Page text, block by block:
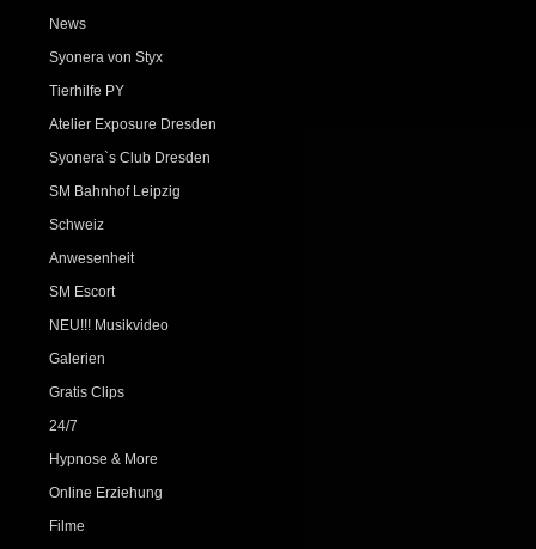
News
Syonera von Styx
Tierhilfe PY
Atelier Exposure Dresden
Syonera`s Club Dresden
SM Bahnhof Leipzig
Schweiz
Anwesenheit
SM Escort
NEU!!! Musikvideo
Galerien
Gratis Clips
24/7
Hypnose & More
Online Erziehung
Filme